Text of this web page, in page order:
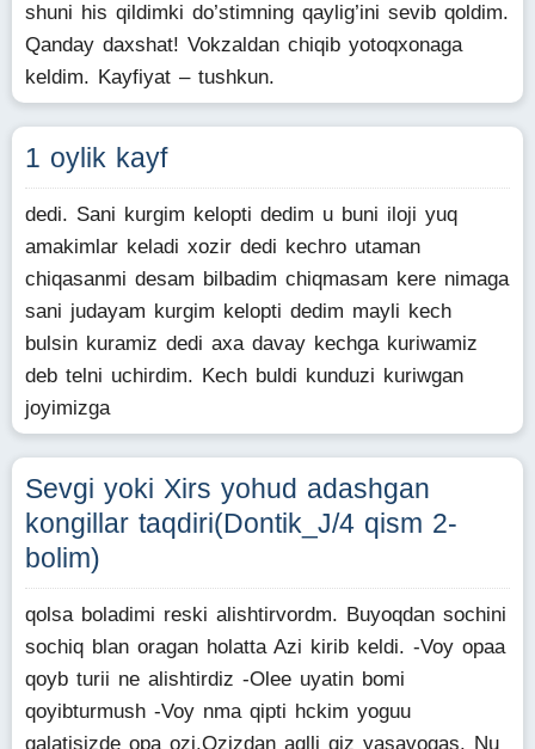
shuni his qildimki do’stimning qaylig’ini sevib qoldim.
Qanday daxshat! Vokzaldan chiqib yotoqxonaga
keldim. Kayfiyat – tushkun.
1 oylik kayf
dedi. Sani kurgim kelopti dedim u buni iloji yuq
amakimlar keladi xozir dedi kechro utaman
chiqasanmi desam bilbadim chiqmasam kere nimaga
sani judayam kurgim kelopti dedim mayli kech
bulsin kuramiz dedi axa davay kechga kuriwamiz
deb telni uchirdim. Kech buldi kunduzi kuriwgan
joyimizga
Sevgi yoki Xirs yohud adashgan
kongillar taqdiri(Dontik_J/4 qism 2-
bolim)
qolsa boladimi reski alishtirvordm. Buyoqdan sochini
sochiq blan oragan holatta Azi kirib keldi. -Voy opaa
qoyb turii ne alishtirdiz -Olee uyatin bomi
qoyibturmush -Voy nma qipti hckim yoguu
galatisizde opa ozi.Ozizdan aqlli qiz yasavogas. Nu